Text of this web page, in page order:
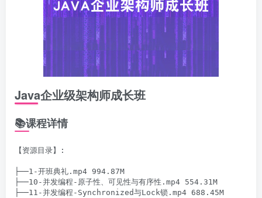
Java企业级架构师成长班
📚课程详情
【资源目录】:
├──1-开班典礼.mp4 994.87M
├──10-并发编程-原子性、可见性与有序性.mp4 554.31M
├──11-并发编程-Synchronized与Lock锁.mp4 688.45M